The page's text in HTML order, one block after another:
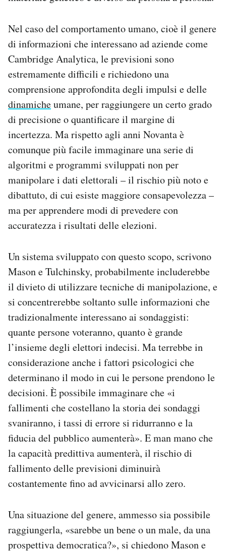
Nel caso del comportamento umano, cioè il genere
di informazioni che interessano ad aziende come
Cambridge Analytica, le previsioni sono
estremamente difficili e richiedono una
comprensione approfondita degli impulsi e delle
dinamicheumane, per raggiungere un certo grado
di precisione o quantificare il margine di
incertezza. Ma rispetto agli anni Novanta è
comunque più facile immaginare una serie di
algoritmi e programmi sviluppati non per
manipolare i dati elettorali – il rischio più noto e
dibattuto, di cui esiste maggiore consapevolezza –
ma per apprendere modi di prevedere con
accuratezza i risultati delle elezioni.
Un sistema sviluppato con questo scopo, scrivono
Mason e Tulchinsky, probabilmente includerebbe
il divieto di utilizzare tecniche di manipolazione, e
si concentrerebbe soltanto sulle informazioni che
tradizionalmente interessano ai sondaggisti:
quante persone voteranno, quanto è grande
l’insieme degli elettori indecisi. Ma terrebbe in
considerazione anche i fattori psicologici che
determinano il modo in cui le persone prendono le
decisioni. È possibile immaginare che «i
fallimenti che costellano la storia dei sondaggi
svaniranno, i tassi di errore si ridurranno e la
fiducia del pubblico aumenterà». E man mano che
la capacità predittiva aumenterà, il rischio di
fallimento delle previsioni diminuirà
costantemente fino ad avvicinarsi allo zero.
Una situazione del genere, ammesso sia possibile
raggiungerla, «sarebbe un bene o un male, da una
prospettiva democratica?», si chiedono Mason e